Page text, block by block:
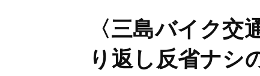
〈三島バイク交
り返し反省ナシ